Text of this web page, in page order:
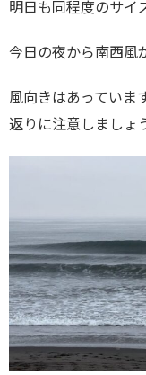
明日も同程度のサイ
今日の夜から南西風
風向きはあっていま
返りに注意しましょ